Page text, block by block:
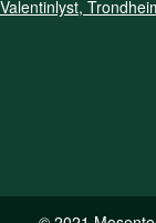
Valentinlyst,